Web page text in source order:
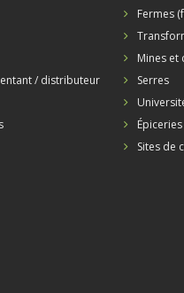
/ distributeur
Fermes
Mines et
Serres
Sites de